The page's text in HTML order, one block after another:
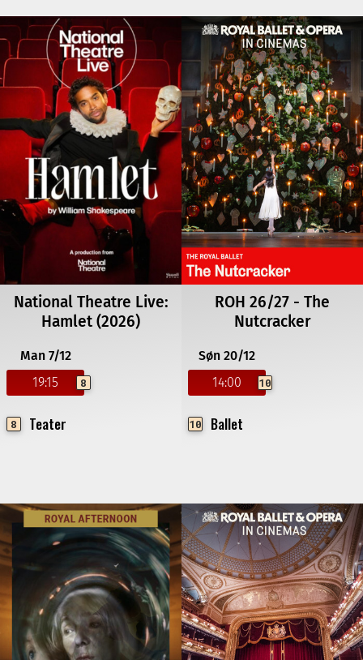
National Theatre Live:
Hamlet (2026)
Man 7/12
19:15
8
8 Teater
ROH 26/27 - The
Nutcracker
Søn 20/12
14:00
10
10 Ballet